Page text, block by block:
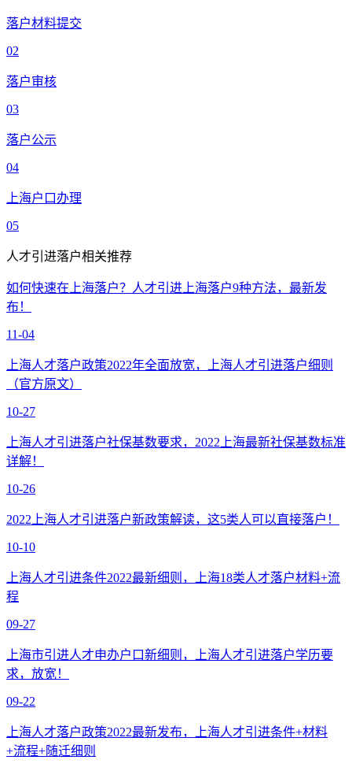
落户材料提交
02
落户审核
03
落户公示
04
上海户口办理
05
人才引进落户相关推荐
如何快速在上海落户？人才引进上海落户9种方法，最新发
布！
11-04
上海人才落户政策2022年全面放宽，上海人才引进落户细则
（官方原文）
10-27
上海人才引进落户社保基数要求，2022上海最新社保基数标准
详解！
10-26
2022上海人才引进落户新政策解读，这5类人可以直接落户！
10-10
上海人才引进条件2022最新细则，上海18类人才落户材料+流
程
09-27
上海市引进人才申办户口新细则，上海人才引进落户学历要
求，放宽！
09-22
上海人才落户政策2022最新发布，上海人才引进条件+材料
+流程+随迁细则